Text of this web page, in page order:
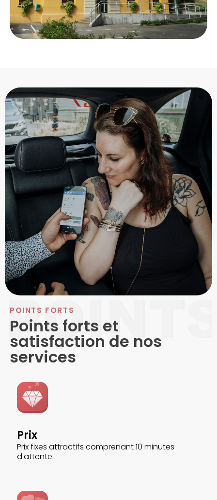
POINTS FORTS
Points forts et
satisfaction de nos
services
Prix
Prix fixes attractifs comprenant 10 minutes
d'attente